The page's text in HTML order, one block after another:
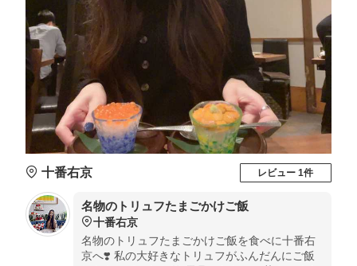
十番右京 レビュー 1件
名物のトリュフたまごかけご飯
十番右京
名物のトリュフたまごかけご飯を食べに十番右
京へ❣️ 私の大好きなトリュフがふんだんにご飯